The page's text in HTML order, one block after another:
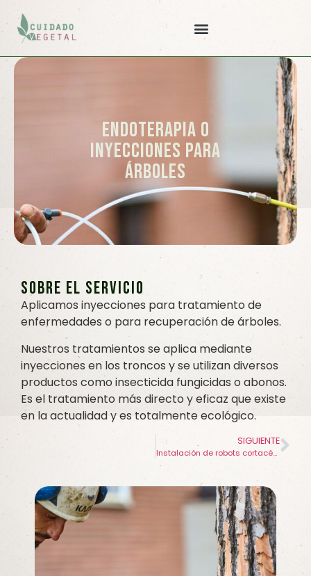
Endoterapia o
inyecciones para
árboles
sobre el servicio
Aplicamos inyecciones para tratamiento de
enfermedades o para recuperación de árboles.
Nuestros tratamientos se aplica mediante
inyecciones en los troncos y se utilizan diversos
productos como insecticida fungicidas o abonos.
Es el tratamiento más directo y eficaz que existe
en la actualidad y es totalmente ecológico.
SIGUIENTE
Instalación de robots cortacésped